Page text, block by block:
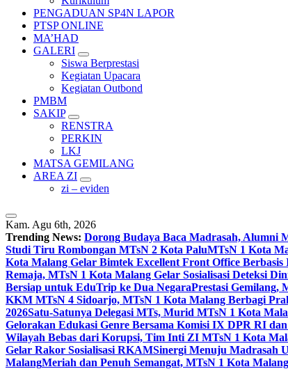
PENGADUAN SP4N LAPOR
PTSP ONLINE
MA’HAD
GALERI
Siswa Berprestasi
Kegiatan Upacara
Kegiatan Outbond
PMBM
SAKIP
RENSTRA
PERKIN
LKJ
MATSA GEMILANG
AREA ZI
zi – eviden
Kam. Agu 6th, 2026
Trending News: Dorong Budaya Baca Madrasah, Alumni
Studi Tiru Rombongan MTsN 2 Kota PaluMTsN 1 Kota
Kota Malang Gelar Bimtek Excellent Front Office Berbasis
Remaja, MTsN 1 Kota Malang Gelar Sosialisasi Deteksi
Bersiap untuk EduTrip ke Dua NegaraPrestasi Gemilang,
KKM MTsN 4 Sidoarjo, MTsN 1 Kota Malang Berbagi
2026Satu-Satunya Delegasi MTs, Murid MTsN 1 Kota
Gelorakan Edukasi Genre Bersama Komisi IX DPR RI
Wilayah Bebas dari Korupsi, Tim Inti ZI MTsN 1 Kota
Gelar Rakor Sosialisasi RKAMSinergi Menuju Madrasah
MalangMeriah dan Penuh Semangat, MTsN 1 Kota